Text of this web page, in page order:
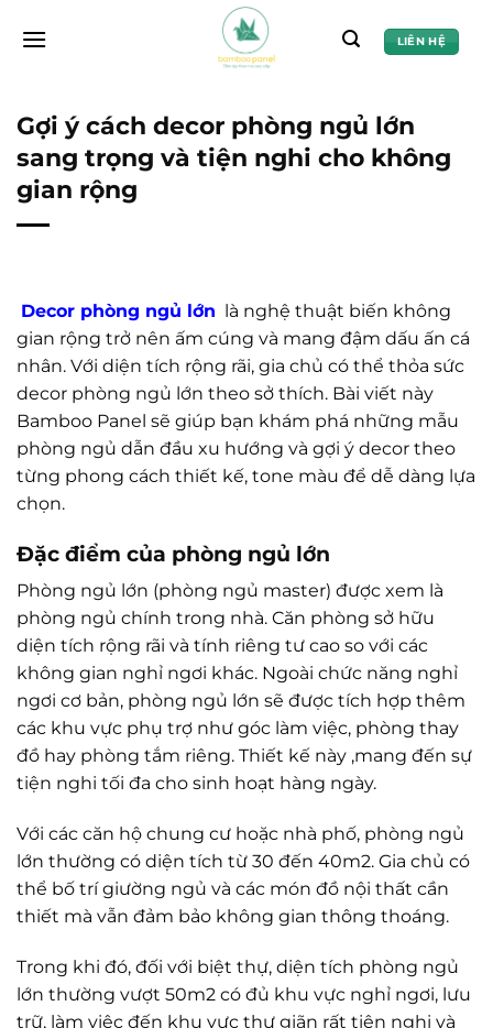
đến
LIÊN HỆ
Gợi ý cách decor phòng ngủ lớn
sang trọng và tiện nghi cho không
gian rộng
Decor phòng ngủ lớn là nghệ thuật biến không
gian rộng trở nên ấm cúng và mang đậm dấu ấn cá
nhân. Với diện tích rộng rãi, gia chủ có thể thỏa sức
decor phòng ngủ lớn theo sở thích. Bài viết này
Bamboo Panel sẽ giúp bạn khám phá những mẫu
phòng ngủ dẫn đầu xu hướng và gợi ý decor theo
từng phong cách thiết kế, tone màu để dễ dàng lựa
chọn.
Đặc điểm của phòng ngủ lớn
Phòng ngủ lớn (phòng ngủ master) được xem là
phòng ngủ chính trong nhà. Căn phòng sở hữu
diện tích rộng rãi và tính riêng tư cao so với các
không gian nghỉ ngơi khác. Ngoài chức năng nghỉ
ngơi cơ bản, phòng ngủ lớn sẽ được tích hợp thêm
các khu vực phụ trợ như góc làm việc, phòng thay
đồ hay phòng tắm riêng. Thiết kế này ,mang đến sự
tiện nghi tối đa cho sinh hoạt hàng ngày.
Với các căn hộ chung cư hoặc nhà phố, phòng ngủ
lớn thường có diện tích từ 30 đến 40m2. Gia chủ có
thể bố trí giường ngủ và các món đồ nội thất cần
thiết mà vẫn đảm bảo không gian thông thoáng.
Trong khi đó, đối với biệt thự, diện tích phòng ngủ
lớn thường vượt 50m2 có đủ khu vực nghỉ ngơi, lưu
trữ, làm việc đến khu vực thư giãn rất tiện nghi và